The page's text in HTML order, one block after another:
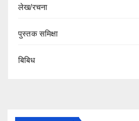
लेख/रचना
पुस्तक समिक्षा
बिबिध